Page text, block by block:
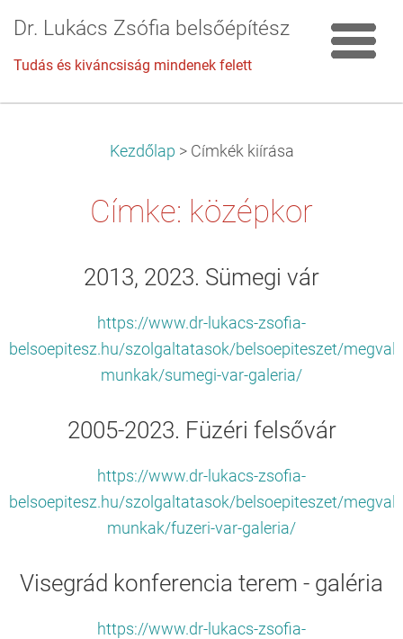
Dr. Lukács Zsófia belsőépítész
Tudás és kiváncsiság mindenek felett
Kezdőlap > Címkék kiírása
Címke: középkor
2013, 2023. Sümegi vár
https://www.dr-lukacs-zsofia-
belsoepitesz.hu/szolgaltatasok/belsoepiteszet/
munkak/sumegi-var-galeria/
2005-2023. Füzéri felsővár
https://www.dr-lukacs-zsofia-
belsoepitesz.hu/szolgaltatasok/belsoepiteszet/
munkak/fuzeri-var-galeria/
Visegrád konferencia terem - galéria
https://www.dr-lukacs-zsofia-